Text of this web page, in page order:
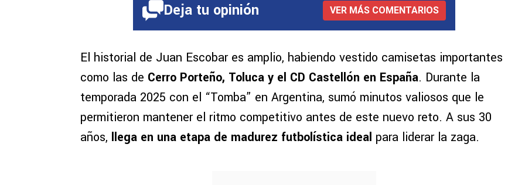
Deja tu opinión VER MÁS COMENTARIOS
El historial de Juan Escobar es amplio, habiendo vestido camisetas importantes
como las de Cerro Porteño, Toluca y el CD Castellón en España. Durante la
temporada 2025 con el “Tomba” en Argentina, sumó minutos valiosos que le
permitieron mantener el ritmo competitivo antes de este nuevo reto. A sus 30
años, llega en una etapa de madurez futbolística ideal para liderar la zaga.